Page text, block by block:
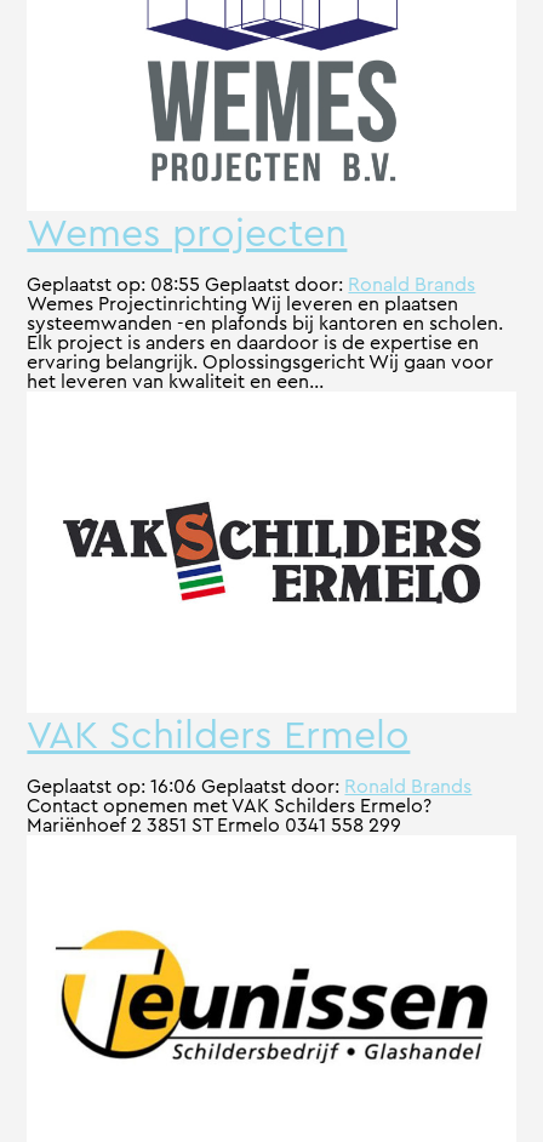
Wemes projecten
Geplaatst op: 08:55Geplaatst door: Ronald Brands
Wemes Projectinrichting Wij leveren en plaatsen
systeemwanden -en plafonds bij kantoren en scholen.
Elk project is anders en daardoor is de expertise en
ervaring belangrijk. Oplossingsgericht Wij gaan voor
het leveren van kwaliteit en een...
VAK Schilders Ermelo
Geplaatst op:16:06Geplaatst door: Ronald Brands
Contact opnemen met VAK Schilders Ermelo?
Mariënhoef 2 3851 ST Ermelo 0341 558 299